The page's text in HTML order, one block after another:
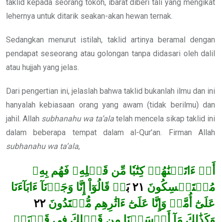
taklid kepada seorang tokoh, ibarat diberi tali yang mengikat
lehernya untuk ditarik seakan-akan hewan ternak.
Sedangkan menurut istilah, taklid artinya beramal dengan
pendapat seseorang atau golongan tanpa didasari oleh dalil
atau hujjah yang jelas.
Dari pengertian ini, jelaslah bahwa taklid bukanlah ilmu dan ini
hanyalah kebiasaan orang yang awam (tidak berilmu) dan
jahil. Allah subhanahu wa ta’ala telah mencela sikap taklid ini
dalam beberapa tempat dalam al-Qur’an. Firman Allah
subhanahu wa ta’ala,
أَمۡ ءَاتَيۡنَٰهُمۡ كِتَٰبٗا مِّن قَبۡلِهِۦ فَهُم بِهِۦ
مُسۡتَمۡسِكُونَ
بَلۡ قَالُوٓاْ إِنَّا وَجَدۡنَآ ءَابَآءَنَا
عَلَىٰٓ أُمَّةٖ وَإِنَّا عَلَىٰٓ ءَاثَٰرِهِم مُّهۡتَدُونَ ٢٢